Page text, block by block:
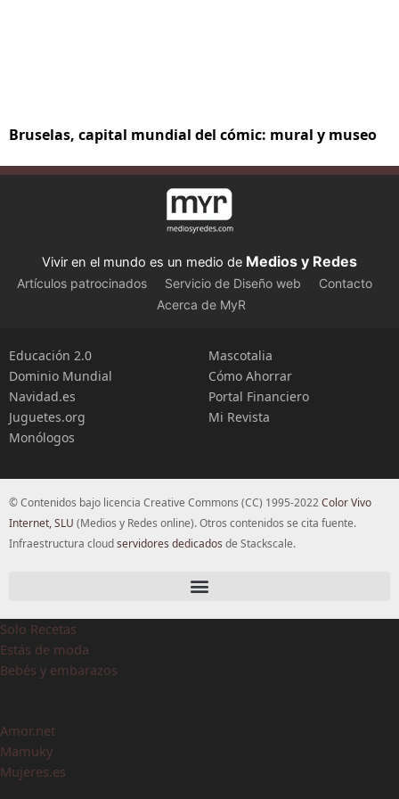
Bruselas, capital mundial del cómic: mural y museo
Vivir en el mundo es un medio de Medios y Redes
Artículos patrocinados Servicio de Diseño web
Contacto
Acerca de MyR
Educación 2.0
Dominio Mundial
Navidad.es
Juguetes.org
Monólogos
Mascotalia
Cómo Ahorrar
Portal Financiero
Mi Revista
© Contenidos bajo licencia Creative Commons (CC) 1995-2022Color Vivo
Internet, SLU (Medios y Redes online). Otros contenidos se cita fuente.
Infraestructura cloudservidores dedicados de Stackscale.
Solo Recetas
Estás de moda
Bebés y embarazos
Amor.net
Mamuky
Mujeres.es